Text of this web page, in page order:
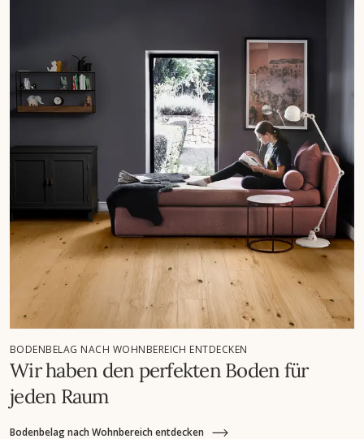
BODENBELAG NACH WOHNBEREICH ENTDECKEN
Wir haben den perfekten Boden für
jeden Raum
Bodenbelag nach Wohnbereich entdecken